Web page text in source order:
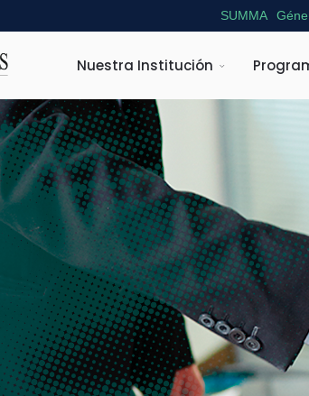
SUMMA
Nuestra Institución